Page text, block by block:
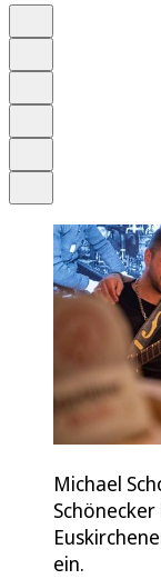
Michael
ein.